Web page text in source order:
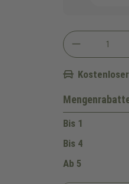
Bis 1
Bis 4
Ab 5